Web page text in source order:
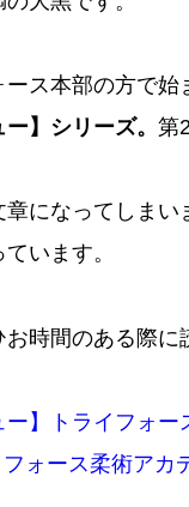
ス本部の方で
ー】シリーズ。第
になってしま
います。
時間のある際に
ー】トライフォ
ォース柔術アカ